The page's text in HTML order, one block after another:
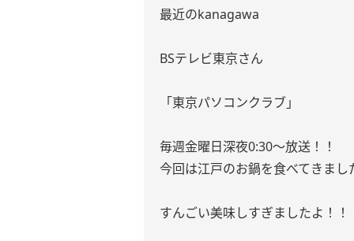
最近のkanagawa
BSテレビ東京さん
「東京パソコンクラブ」
毎週金曜日深夜0:30〜放送！！
今回は江戸のお鍋を食べてきまし
すんごい美味しすぎましたよ！！